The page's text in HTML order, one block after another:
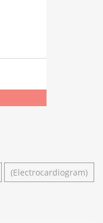
(Electrocardiogram)